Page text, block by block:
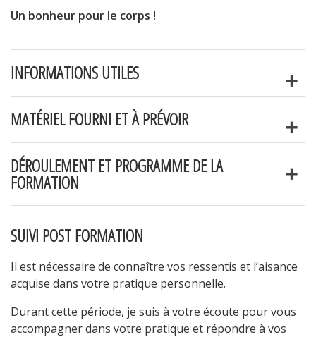
Un bonheur pour le corps !
INFORMATIONS UTILES
MATÉRIEL FOURNI ET À PRÉVOIR
DÉROULEMENT ET PROGRAMME DE LA
FORMATION
SUIVI POST FORMATION
Il est nécessaire de connaître vos ressentis et l’aisance
acquise dans votre pratique personnelle.
Durant cette période, je suis à votre écoute pour vous
accompagner dans votre pratique et répondre à vos